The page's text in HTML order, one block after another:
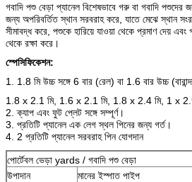
গবাদি পশু বেড়া প্যানেল বিশেষভাবে গরু বা গবাদি পশুদের
জন্য অপরিবর্তিত স্থান সরবরাহ করে, যাতে মেঝে স্থান
সীমাবদ্ধ করে, পশুকে হারিয়ে যাওয়া থেকে প্রমাণ দেয় এবং
থেকে রক্ষা করে।
স্পেসিফিকেশন:
1. 1.8 মি উচ্চ সঙ্গে 6 বার (রেল) বা 1.6 বার উচ্চ
1.8 x 2.1 মি, 1.6 x 2.1 মি, 1.8 x 2.4 মি, 1 x 2.9
2. ক্যাপ এবং ফুট প্লেট সঙ্গে সম্পূর্ণ।
3. প্রতিটি প্যানেল এক লেগ স্থল পিনের জন্য গর্ত।
4. 2 প্রতিটি প্যানেল সরবরাহ পিন যোগদান
পোর্টেবল ভেড়া yards / গবাদি পশু বেড়া
উপাদান
মানের ইস্পাত পাইপ